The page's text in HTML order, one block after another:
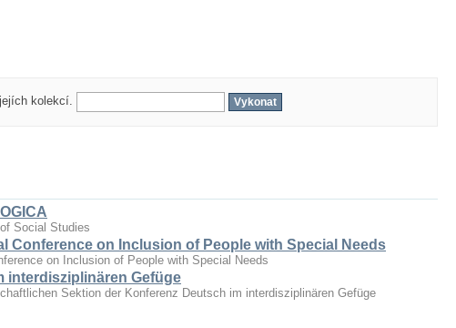
kolekcí.
Social Studies
Conference on Inclusion of People with Special Needs
on Inclusion of People with Special Needs
interdisziplinären Gefüge
Sektion der Konferenz Deutsch im interdisziplinären Gefüge